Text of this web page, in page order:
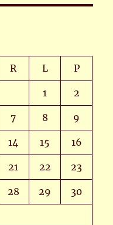
R L P
1 2
7 8 9
14 15 16
21 22 23
28 29 30